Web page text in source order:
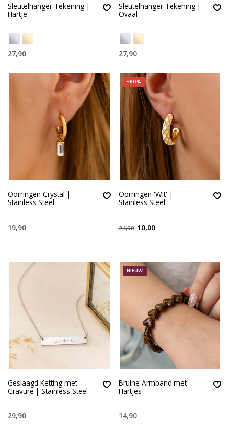
Sleutelhanger Tekening |
Hartje
27,90
Sleutelhanger Tekening |
Ovaal
27,90
Oorringen Crystal |
Stainless Steel
19,90
-60%
Oorringen 'Wit' |
Stainless Steel
24,90 10,00
Geslaagd Ketting met
Gravure | Stainless Steel
29,90
NIEUW
Bruine Armband met
Hartjes
14,90